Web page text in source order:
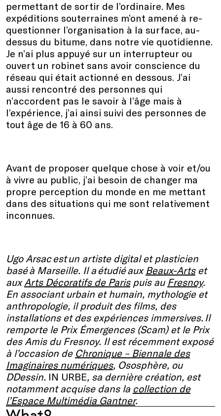
permettant de sortir de l’ordinaire. Mes
expéditions souterraines m’ont amené à re-
questionner l’organisation à la surface, au-
dessus du bitume, dans notre vie quotidienne.
Je n’ai plus appuyé sur un interrupteur ou
ouvert un robinet sans avoir conscience du
réseau qui était actionné en dessous. J’ai
aussi rencontré des personnes qui
n’accordent pas le savoir à l’âge mais à
l’expérience, j’ai ainsi suivi des personnes de
tout âge de 16 à 60 ans.
Avant de proposer quelque chose à voir et/ou
à vivre au public, j’ai besoin de changer ma
propre perception du monde en me mettant
dans des situations qui me sont relativement
inconnues.
Ugo Arsac est un artiste digital et plasticien
basé à Marseille. Il a étudié aux Beaux-Artset
auxArts Décoratifs de Parispuis au Fresnoy.
En associant urbain et humain, mythologie et
anthropologie, il produit des films, des
installations et des expériences immersives. Il
remporte le Prix Émergences (Scam) et le Prix
des Amis du Fresnoy. Il est récemment exposé
à l’occasion de Chronique – Biennale des
Imaginaires numériques, Ososphère, ou
DDessin. IN URBE, sa dernière création, est
notamment acquise dans la collection de
l’Espace Multimédia Gantner.